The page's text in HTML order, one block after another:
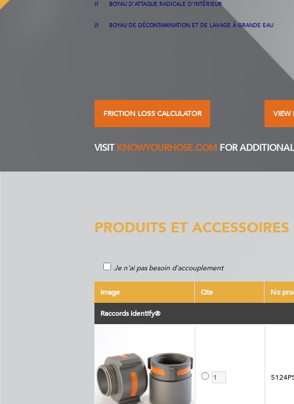
Ø BOYAU D’ATTAQUE RADICALE D’INTÉRIEUR
Ø BOYAU DE DÉCONTAMINATION ET DE LAVAGE À GRANDE EAU
FRICTION LOSS CALCULATOR VIEW
VISIT KNOWYOURHOSE.COM FOR
PRODUITS ET
Je n'ai pas besoin d'accouplement
Image Qte No
Raccords Identify®